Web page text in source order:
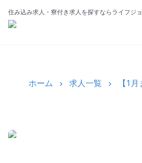
住み込み求人・寮付き求人を探すならライフジ
ホーム 求人一覧 【1